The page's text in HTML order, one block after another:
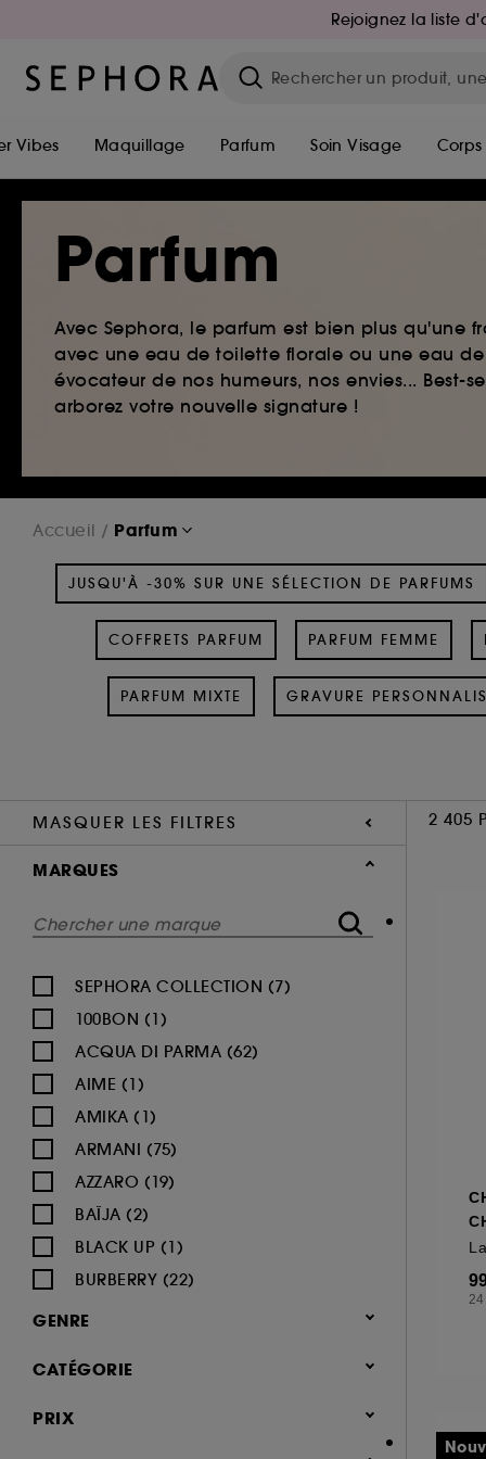
Rejoignez la liste
Vibes Maquillage Parfum Soin Visage Corps
Parfum
Avec Sephora, le parfum est bien plus qu'une
avec une eau de toilette florale ou une eau
évocateur de nos humeurs, nos envies... Best-
arborez votre nouvelle signature !
Accueil Parfum
JUSQU'À -30% SUR UNE SÉLECTION DE PARFUMS
COFFRETS PARFUM PARFUM FEMME
PARFUM MIXTE GRAVURE
MASQUER LES FILTRES 2 405
MARQUES
SEPHORA COLLECTION (7)
100BON (1)
ACQUA DI PARMA (62)
AIME (1)
AMIKA (1)
ARMANI (75)
AZZARO (19)
BAÏJA (2)
BLACK UP (1)
BURBERRY (22)
BVLGARI (12)
CACHAREL (24)
GENRE
Femme (1377)
Mixte (493)
CATÉGORIE
Parfum
PRIX